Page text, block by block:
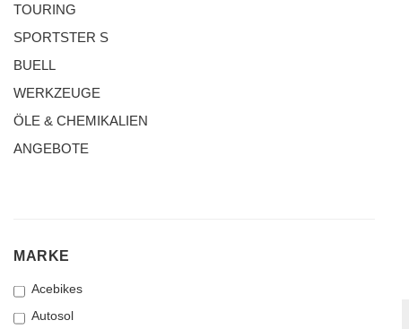
TOURING
SPORTSTER S
BUELL
WERKZEUGE
ÖLE & CHEMIKALIEN
ANGEBOTE
MARKE
MARKE
Acebikes
Autosol